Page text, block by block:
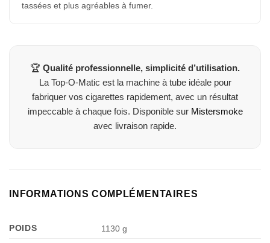
tassées et plus agréables à fumer.
🏆 Qualité professionnelle, simplicité d’utilisation.
La Top-O-Matic est la machine à tube idéale pour
fabriquer vos cigarettes rapidement, avec un résultat
impeccable à chaque fois. Disponible sur Mistersmoke
avec livraison rapide.
INFORMATIONS COMPLÉMENTAIRES
POIDS 1130 g